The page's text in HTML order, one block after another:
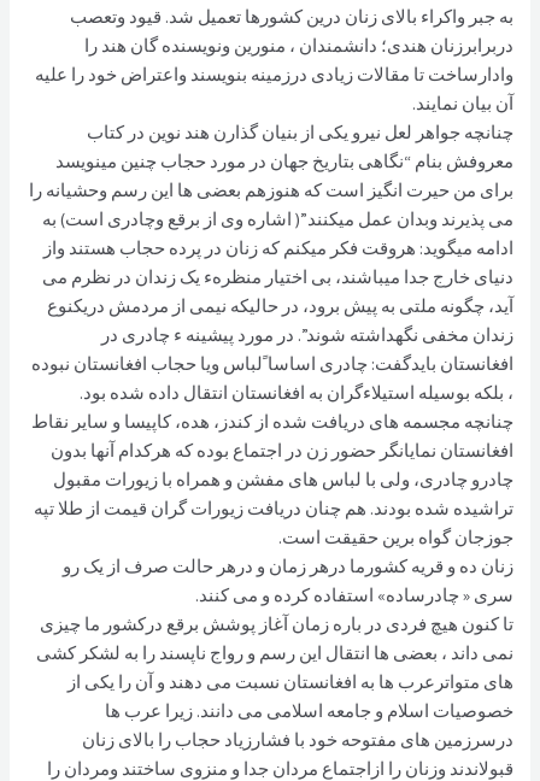
به جبر واکراء بالای زنان درین کشورها تعميل شد. قيود وتعصب
دربرابرزنان هندی؛ دانشمندان ، منورین ونویسنده گان هند را
وادارساخت تا مقالات زیادی درزمینه بنویسند واعتراض خود را علیه
آن بیان نمایند.
چنانچه جواهر لعل نيرو يکی از بنيان گذارن هند نوين در کتاب
معروفش بنام “نگاهی بتاريخ جهان در مورد حجاب چنين مينويسد
برای من حيرت انگيز است که هنوزهم بعضی ها اين رسم وحشيانه را
می پذيرند وبدان عمل ميکنند”( اشاره وی از برقع وچادری است) به
ادامه ميگويد: هروقت فکر ميکنم که زنان در پرده حجاب هستند واز
دنيای خارج جدا ميباشند، بی اختيار منظرهء يک زندان در نظرم می
آيد، چگونه ملتی به پيش برود، در حاليکه نيمی از مردمش دريکنوع
زندان مخفی نگهداشته شوند”. در مورد پيشينه ء چادری در
افغانستان بایدگفت: چادری اساسا ًلباس ويا حجاب افغانستان نبوده
، بلکه بوسیله استیلاءگران به افغانستان انتقال داده شده بود.
چنانچه مجسمه های دریافت شده از کندز، هده، کاپیسا و سایر نقاط
افغانستان نمایانگر حضور زن در اجتماع بوده که هرکدام آنها بدون
چادرو چادری، ولی با لباس های مفشن و همراه با زیورات مقبول
تراشیده شده بودند. هم چنان دریافت زیورات گران قیمت از طلا تپه
جوزجان گواه برین حقیقت است.
زنان ده و قریه کشورما درهر زمان و درهر حالت صرف از یک رو
سری « چادرساده» استفاده کرده و می کنند.
تا کنون هیچ فردی در باره زمان آغاز پوشش برقع درکشور ما چیزی
نمی داند ، بعضی ها انتقال این رسم و رواج ناپسند را به لشکر کشی
های متواترعرب ها به افغانستان نسبت می دهند و آن را یکی از
خصوصیات اسلام و جامعه اسلامی می دانند. زیرا عرب ها
درسرزمین های مفتوحه خود با فشارزیاد حجاب را بالای زنان
قبولاندند وزنان را ازاجتماع مردان جدا و منزوی ساختند ومردان را